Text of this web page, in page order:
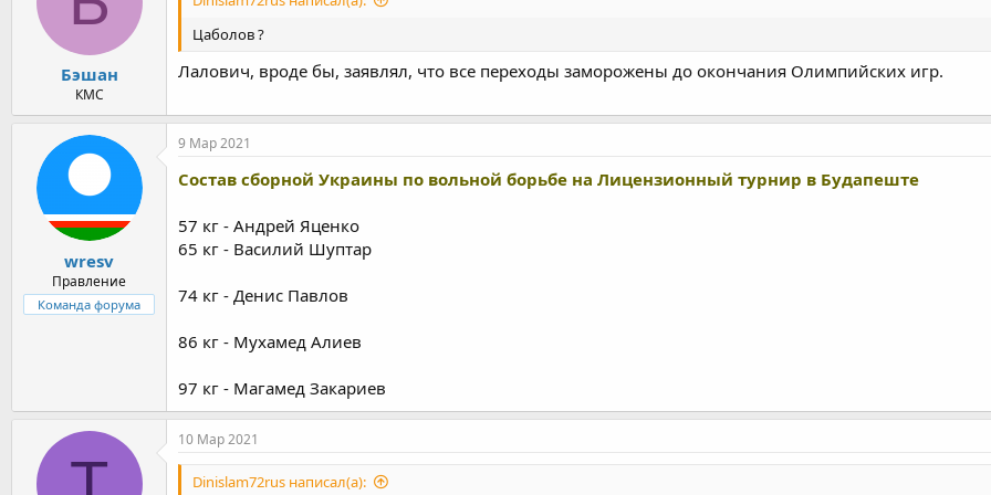
Сандро Аминашвили (86) скорее всего, сейчас восстанавливается от травмы кисти полученной на чемпионате
Бэшан
КМС
Цаболов ?
Лалович, вроде бы, заявлял, что все переходы заморожены до окончания Олимпийских игр.
wresv
Правление
Команда форума
9 Мар 2021
Состав сборной Украины по вольной борьбе на Лицензионный турнир в Будапеште
57 кг - Андрей Яценко
65 кг - Василий Шуптар
74 кг - Денис Павлов
86 кг - Мухамед Алиев
97 кг - Магамед Закариев
10 Мар 2021
Dinislam72rus написал(а):